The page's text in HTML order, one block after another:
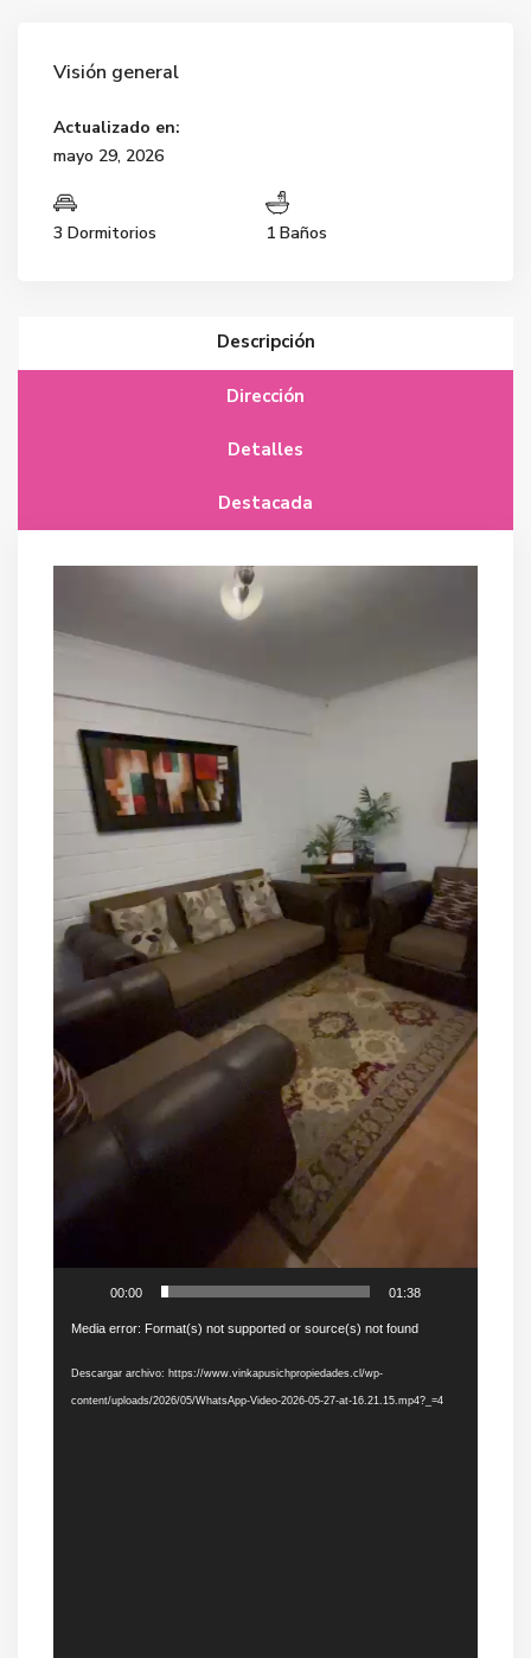
Visión general
Actualizado en:
mayo 29, 2026
3 Dormitorios 1 Baños
Descripción
Dirección
Detalles
Destacada
vídeo
00:00 01:38
Reproductor
vídeo
Media error: Format(s) not supported or source(s) not found
Descargar archivo: https://www.vinkapusichpropiedades.cl/wp-
content/uploads/2026/05/WhatsApp-Video-2026-05-27-at-16.21.15.mp4?_=4